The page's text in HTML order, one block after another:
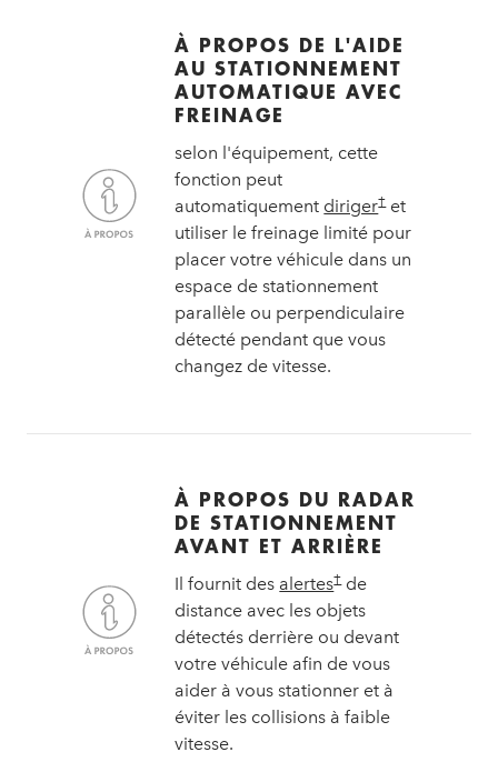
À PROPOS DE L'AIDE
AU STATIONNEMENT
AUTOMATIQUE AVEC
FREINAGE
selon l'équipement, cette
fonction peut
automatiquement diriger†et
utiliser le freinage limité pour
placer votre véhicule dans un
espace de stationnement
parallèle ou perpendiculaire
détecté pendant que vous
changez de vitesse.
À PROPOS DU RADAR
DE STATIONNEMENT
AVANT ET ARRIÈRE
Il fournit des alertes†de
distance avec les objets
détectés derrière ou devant
votre véhicule afin de vous
aider à vous stationner et à
éviter les collisions à faible
vitesse.